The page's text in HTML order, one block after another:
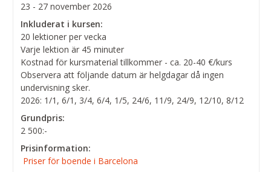
23 - 27 november 2026
Inkluderat i kursen:
20 lektioner per vecka
Varje lektion är 45 minuter
Kostnad för kursmaterial tillkommer - ca. 20-40 €/kurs
Observera att följande datum är helgdagar då ingen
undervisning sker.
2026: 1/1, 6/1, 3/4, 6/4, 1/5, 24/6, 11/9, 24/9, 12/10, 8/12
Grundpris:
2 500:-
Prisinformation:
Priser för boende i Barcelona